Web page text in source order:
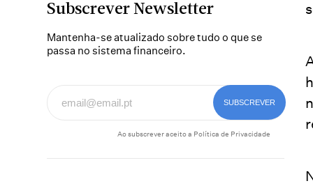
Subscrever Newsletter
Mantenha-se atualizado sobre tudo o que se
passa no sistema financeiro.
Ao subscrever aceito a Política de Privacidade